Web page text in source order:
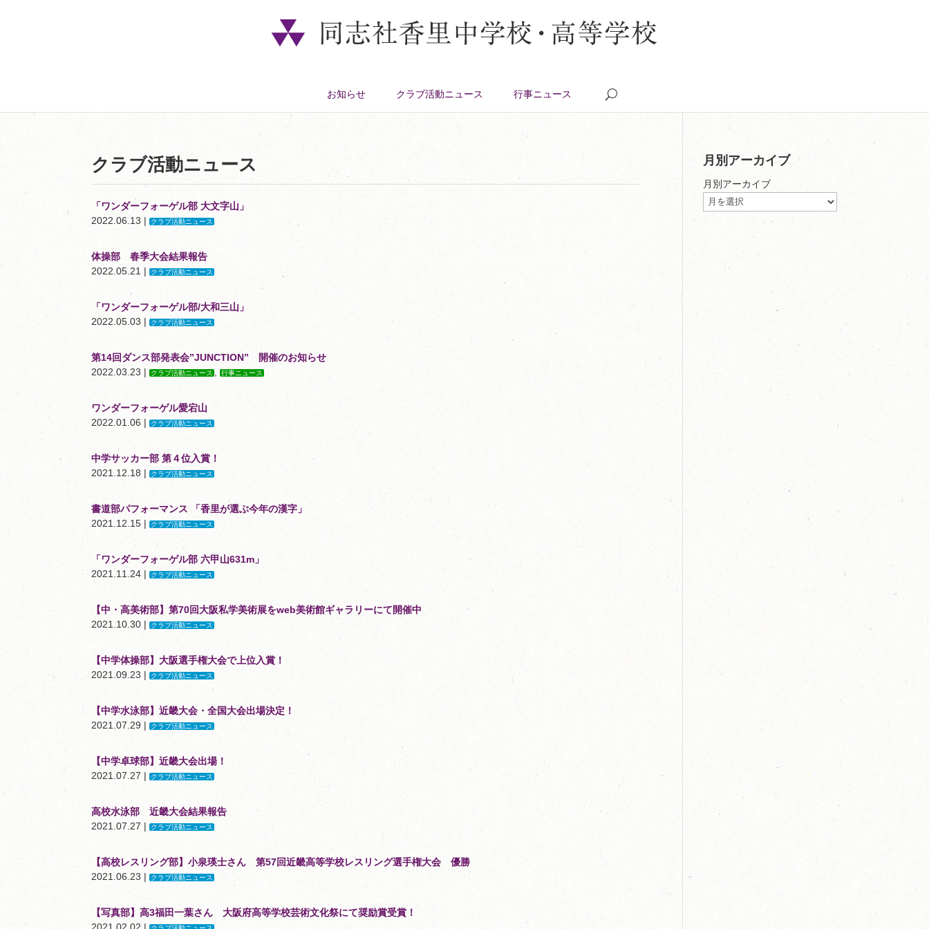
お知らせ クラブ活動ニュース 行事ニュース
クラブ活動ニュース
「ワンダーフォーゲル部 大文字山」
2022.06.13 |
クラブ活動ニュース
体操部 春季大会結果報告
2022.05.21 |
クラブ活動ニュース
「ワンダーフォーゲル部/大和三山」
2022.05.03 |
クラブ活動ニュース
第14回ダンス部発表会”JUNCTION” 開催のお知らせ
2022.03.23 |
クラブ活動ニュース , 行事ニュース
ワンダーフォーゲル愛宕山
2022.01.06 |
クラブ活動ニュース
中学サッカー部 第４位入賞！
2021.12.18 |
クラブ活動ニュース
書道部パフォーマンス 「香里が選ぶ今年の漢字」
2021.12.15 |
クラブ活動ニュース
「ワンダーフォーゲル部 六甲山631m」
2021.11.24 |
クラブ活動ニュース
【中・高美術部】第70回大阪私学美術展をweb美術館ギャラリーにて開催中
2021.10.30 |
クラブ活動ニュース
【中学体操部】大阪選手権大会で上位入賞！
2021.09.23 |
クラブ活動ニュース
【中学水泳部】近畿大会・全国大会出場決定！
2021.07.29 |
クラブ活動ニュース
【中学卓球部】近畿大会出場！
2021.07.27 |
クラブ活動ニュース
高校水泳部 近畿大会結果報告
2021.07.27 |
クラブ活動ニュース
【高校レスリング部】小泉瑛士さん 第57回近畿高等学校レスリング選手権大会 優勝
2021.06.23 | クラブ活動ニュース
【写真部】高3福田一葉さん 大阪府高等学校芸術文化祭にて奨励賞受賞！
月別アーカイブ
月別アーカイブ